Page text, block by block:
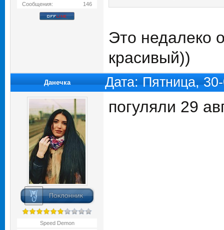
Сообщения:
146
Это недалеко
красивый))
Данечка Дата: Пятница,
Speed Demon
погуляли 29